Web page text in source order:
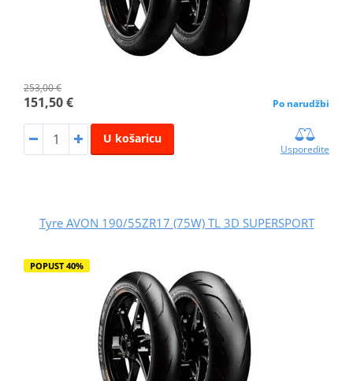
253,00 €
151,50 € Po narudžbi
U košaricu
Usporedite
Tyre AVON 190/55ZR17 (75W) TL 3D SUPERSPORT
POPUST 40%